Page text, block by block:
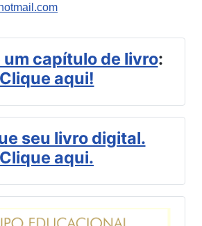
um capítulo de livro:
Clique aqui!
seu livro digital.
Clique aqui.